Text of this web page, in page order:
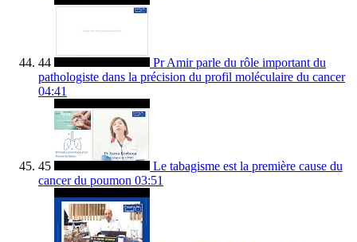
44
Pr Amir parle du rôle important du
pathologiste dans la précision du profil moléculaire du cancer
04:41
45
Le tabagisme est la première cause du
cancer du poumon 03:51